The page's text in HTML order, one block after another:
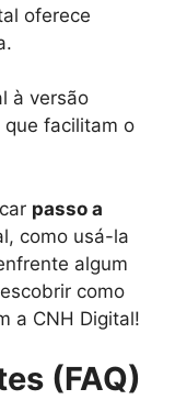
oferece
à versão
que facilitam o
passo a
como usá-la
algum
como
a CNH Digital!
(FAQ)